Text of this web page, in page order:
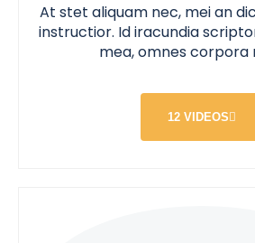
At stet aliquam nec, mei an
instructior. Id iracundia
mea, omnes corpora
12 VIDEOS